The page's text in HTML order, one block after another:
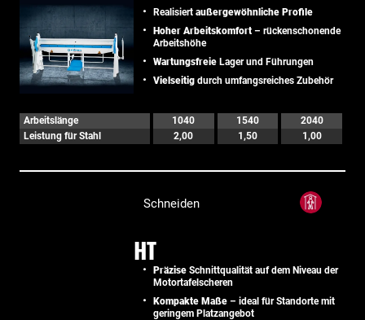
Realisiert außergewöhnliche Profile
Hoher Arbeitskomfort – rückenschonende
Arbeitshöhe
Wartungsfreie Lager und Führungen
Vielseitig durch umfangsreiches Zubehör
Arbeitslänge 1040 1540
2040
Leistung für Stahl
2,00 1,50 1,00
Schneiden
HT
Präzise Schnittqualität auf dem Niveau der
Motortafelscheren
Kompakte Maße – ideal für Standorte mit
geringem Platzangebot